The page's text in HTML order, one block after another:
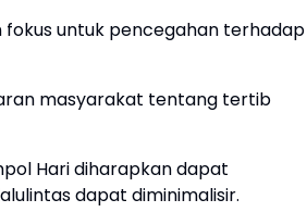
untuk pencegahan terhadap
masyarakat tentang tertib
Hari diharapkan dapat
dapat diminimalisir.